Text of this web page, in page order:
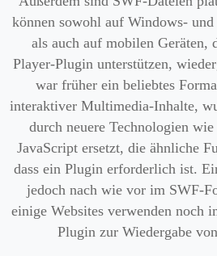
können sowohl auf Windows-
als auch auf mobilen Geräten,
Player-Plugin unterstützen,
war früher ein beliebtes
interaktiver Multimedia-Inhalte,
durch neuere Technologien
JavaScript ersetzt, die ähnliche
dass ein Plugin erforderlich ist.
jedoch nach wie vor im SWF-
einige Websites verwenden noch
Plugin zur Wiedergabe